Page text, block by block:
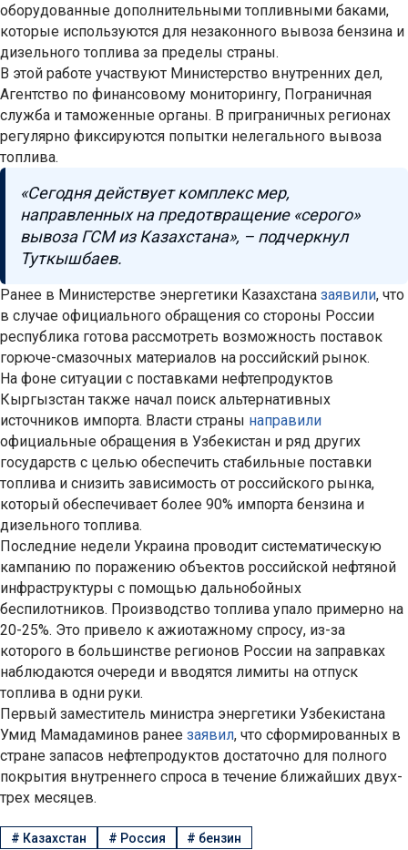
оборудованные дополнительными топливными баками,
которые используются для незаконного вывоза бензина и
дизельного топлива за пределы страны.
В этой работе участвуют Министерство внутренних дел,
Агентство по финансовому мониторингу, Пограничная
служба и таможенные органы. В приграничных регионах
регулярно фиксируются попытки нелегального вывоза
топлива.
«Сегодня действует комплекс мер,
направленных на предотвращение «серого»
вывоза ГСМ из Казахстана», – подчеркнул
Туткышбаев.
Ранее в Министерстве энергетики Казахстана заявили, что
в случае официального обращения со стороны России
республика готова рассмотреть возможность поставок
горюче-смазочных материалов на российский рынок.
На фоне ситуации с поставками нефтепродуктов
Кыргызстан также начал поиск альтернативных
источников импорта. Власти страны направили
официальные обращения в Узбекистан и ряд других
государств с целью обеспечить стабильные поставки
топлива и снизить зависимость от российского рынка,
который обеспечивает более 90% импорта бензина и
дизельного топлива.
Последние недели Украина проводит систематическую
кампанию по поражению объектов российской нефтяной
инфраструктуры с помощью дальнобойных
беспилотников. Производство топлива упало примерно на
20-25%. Это привело к ажиотажному спросу, из-за
которого в большинстве регионов России на заправках
наблюдаются очереди и вводятся лимиты на отпуск
топлива в одни руки.
Первый заместитель министра энергетики Узбекистана
Умид Мамадаминов ранее заявил, что сформированных в
стране запасов нефтепродуктов достаточно для полного
покрытия внутреннего спроса в течение ближайших двух-
трех месяцев.
# Казахстан # Россия # бензин